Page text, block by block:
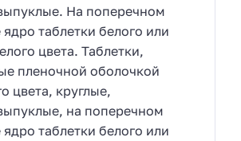
На поперечном
ядро таблетки белого или
цвета. Таблетки,
пленочной оболочкой
цвета, круглые,
на поперечном
ядро таблетки белого или